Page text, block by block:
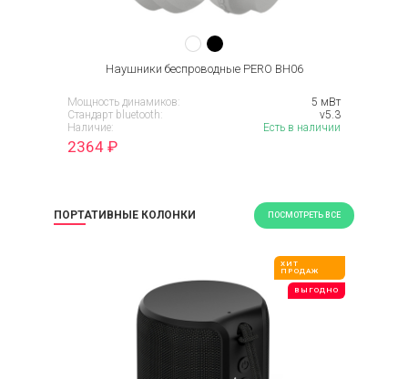
Наушники беспроводные PERO BH06
Мощность динамиков:
5 мВт
Стандарт bluetooth:
v5.3
Наличие:
Есть в наличии
2364 ₽
ПОРТАТИВНЫЕ КОЛОНКИ ПОСМОТРЕТЬ ВСЕ
ХИТ
ПРОДАЖ
ВЫГОДНО